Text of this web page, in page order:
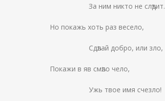
За ним никто не слѣдит.
Но покажь хоть раз весело,
Сдѣлай добро, или зло,
Покажи в яв смѣло чело,
Ужь твое имя счезло!